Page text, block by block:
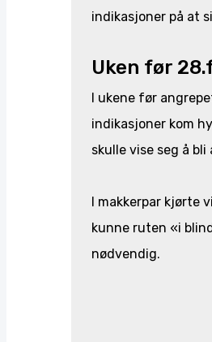
indikasjoner på at
Uken før
I ukene før
indikasjoner kom
skulle vise seg å
I makkerpar
kunne ruten «i
nødvendig.